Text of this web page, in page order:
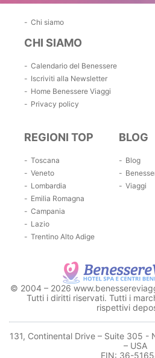
Chi siamo
CHI SIAMO
Calendario del Benessere
Iscriviti alla Newsletter
Home Benessere Viaggi
Privacy policy
REGIONI TOP
Toscana
Veneto
Lombardia
Emilia Romagna
Campania
Lazio
Trentino Alto Adige
BLOG
Blog
Viaggi
© 2004 – 2026
Tutti i diritti riservati. Tutti i
rispettivi
131, Continental Drive – Suite 305 -
– USA
EIN: 36-